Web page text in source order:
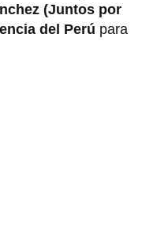
(Juntos por
del Perú para